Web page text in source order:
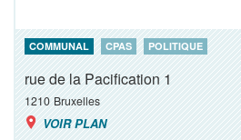
COMMUNAL CPAS POLITIQUE
rue de la Pacification 1
1210 Bruxelles
VOIR PLAN